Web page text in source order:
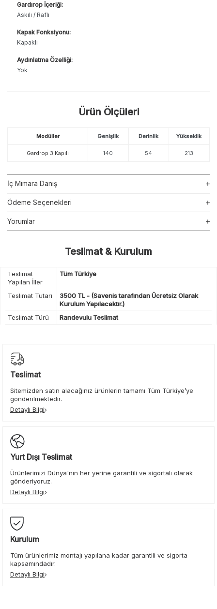
Gardırop İçeriği:
Askılı / Raflı
Kapak Fonksiyonu:
Kapaklı
Aydınlatma Özelliği:
Yok
Ürün Ölçüleri
Modüller Genişlik Derinlik Yükseklik
Gardrop 3 Kapılı 140 54 213
İç Mimara Danış
Ödeme Seçenekleri
Yorumlar
Teslimat & Kurulum
Teslimat
Yapılan İller
Tüm Türkiye
Teslimat Tutarı
3500 TL - (Savenis tarafından Ücretsiz Olarak
Kurulum Yapılacaktır.)
Teslimat Türü
Randevulu Teslimat
Teslimat
Sitemizden satın alacağınız ürünlerin tamamı Tüm Türkiye’ye
gönderilmektedir.
Detaylı Bilgi
Yurt Dışı Teslimat
Ürünlerimizi Dünya'nın her yerine garantili ve sigortalı olarak
gönderiyoruz.
Detaylı Bilgi
Kurulum
Tüm ürünlerimiz montajı yapılana kadar garantili ve sigorta
kapsamındadır.
Detaylı Bilgi